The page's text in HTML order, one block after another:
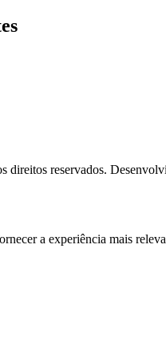
direitos reservados.
a experiência mais